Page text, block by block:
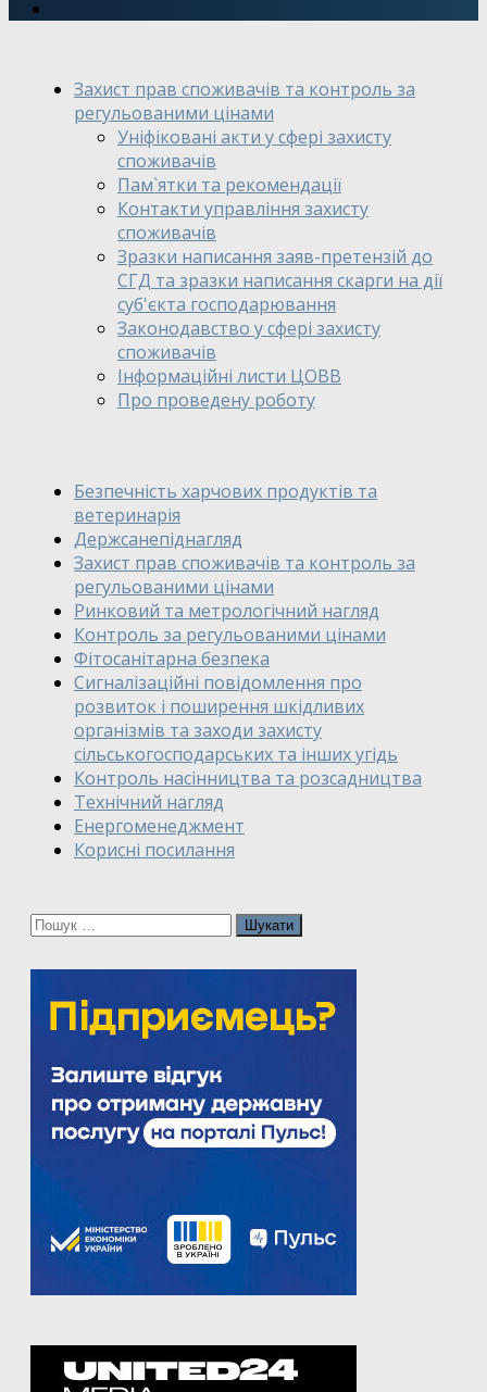
Захист прав споживачів та контроль за
регульованими цінами
Уніфіковані акти у сфері захисту
споживачів
Пам`ятки та рекомендації
Контакти управління захисту
споживачів
Зразки написання заяв-претензій до
СГД та зразки написання скарги на дії
суб'єкта господарювання
Законодавство у сфері захисту
споживачів
Інформаційні листи ЦОВВ
Про проведену роботу
Безпечність харчових продуктів та
ветеринарія
Держсанепіднагляд
Захист прав споживачів та контроль за
регульованими цінами
Ринковий та метрологічний нагляд
Контроль за регульованими цінами
Фітосанітарна безпека
Сигналізаційні повідомлення про
розвиток і поширення шкідливих
організмів та заходи захисту
сільськогосподарських та інших угідь
Контроль насінництва та розсадництва
Технічний нагляд
Енергоменеджмент
Корисні посилання
Пошук: